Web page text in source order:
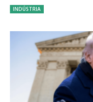
INDÚSTRIA